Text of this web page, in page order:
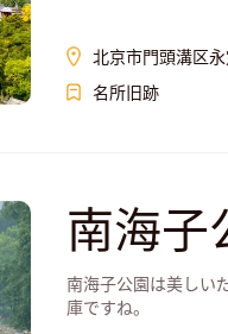
北京市門頭溝区
名所旧跡
南海子
南海子公園は美しい
庫ですね。